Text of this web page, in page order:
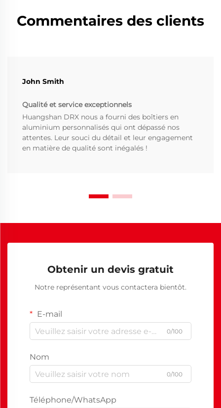
Commentaires des clients
John Smith
Qualité et service exceptionnels
Huangshan DRX nous a fourni des boîtiers en
aluminium personnalisés qui ont dépassé nos
attentes. Leur souci du détail et leur engagement
en matière de qualité sont inégalés !
Obtenir un devis gratuit
Notre représentant vous contactera bientôt.
E-mail
0/100
Nom
0/100
Téléphone/WhatsApp